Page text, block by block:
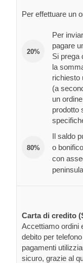
Per effettuare un
20%
Per
pagare
Si prega
la
richiesto
(a
un
prodotto
80%
Il saldo
o
con
Carta di credito
Accettiamo ordini
debito per
pagamenti
sicuro, grazie al